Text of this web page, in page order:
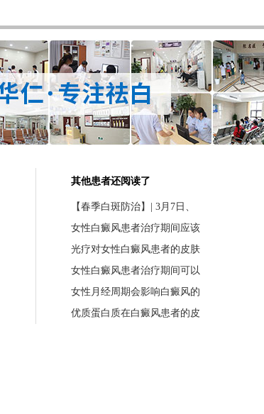
其他患者还阅读了
【春季白斑防治】| 3月7日、
女性白癜风患者治疗期间应该
光疗对女性白癜风患者的皮肤
女性白癜风患者治疗期间可以
女性月经周期会影响白癜风的
优质蛋白质在白癜风患者的皮